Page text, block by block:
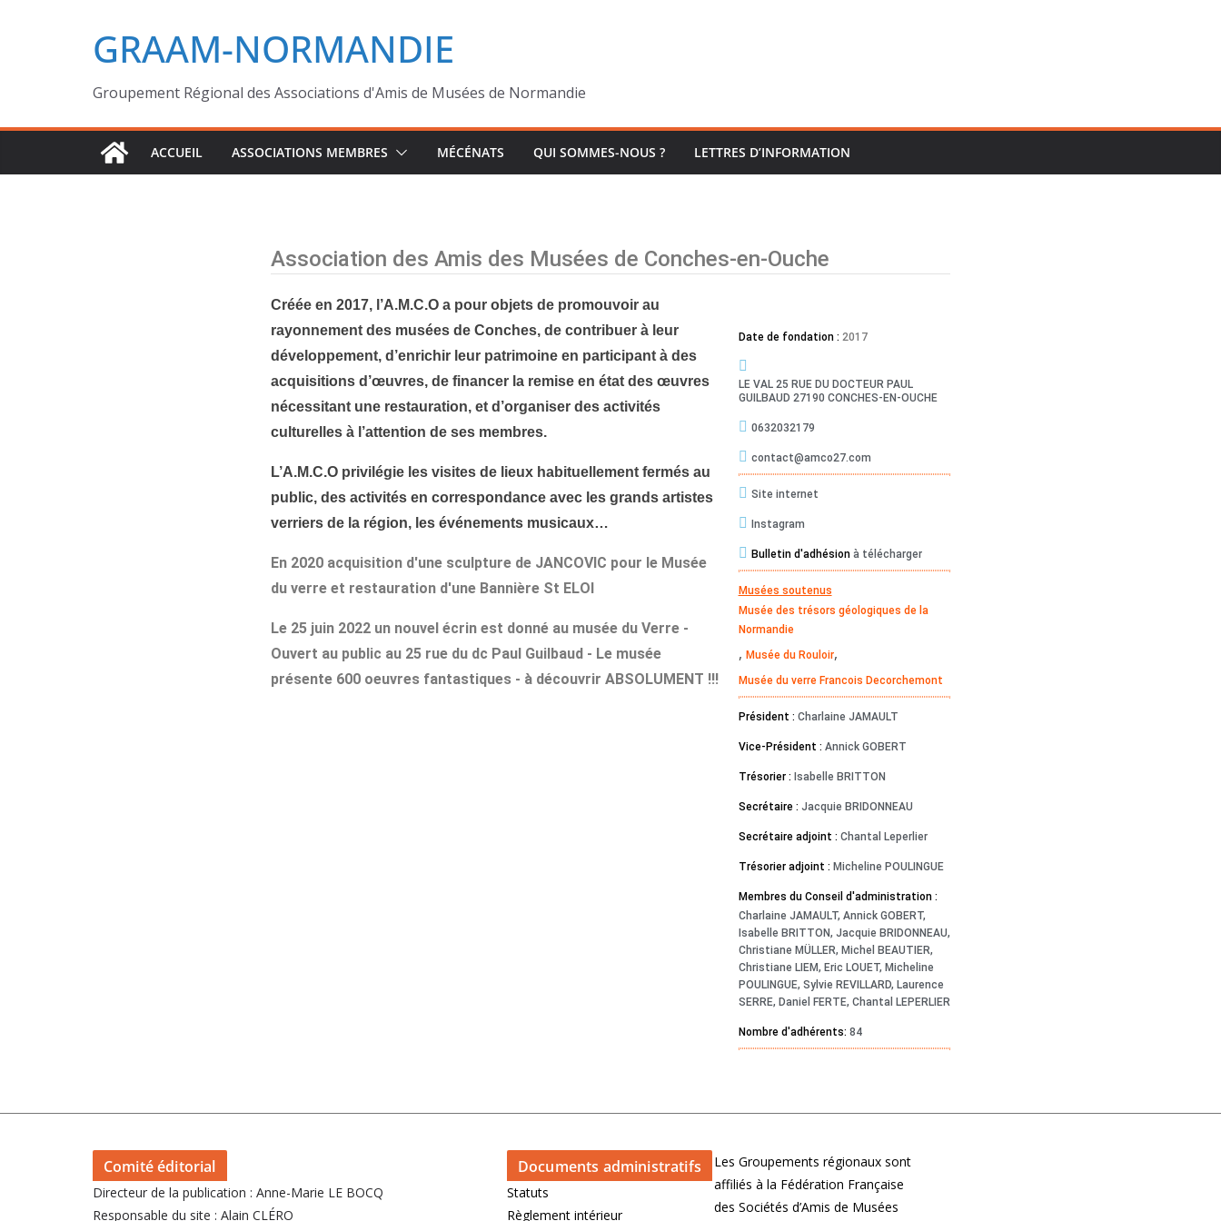
GRAAM-NORMANDIE
Groupement Régional des Associations d'Amis de Musées de Normandie
ACCUEIL ASSOCIATIONS MEMBRES MÉCÉNATS QUI SOMMES-NOUS ? LETTRES D’INFORMATION
Association des Amis des Musées de Conches-en-Ouche
Créée en 2017, l’A.M.C.O a pour objets de promouvoir au
rayonnement des musées de Conches, de contribuer à leur
développement, d’enrichir leur patrimoine en participant à des
acquisitions d’œuvres, de financer la remise en état des œuvres
nécessitant une restauration, et d’organiser des activités
culturelles à l’attention de ses membres.
L’A.M.C.O privilégie les visites de lieux habituellement fermés au
public, des activités en correspondance avec les grands artistes
verriers de la région, les événements musicaux…
En 2020 acquisition d'une sculpture de JANCOVIC pour le Musée
du verre et restauration d'une Bannière St ELOI
Le 25 juin 2022 un nouvel écrin est donné au musée du Verre -
Ouvert au public au 25 rue du dc Paul Guilbaud - Le musée
présente 600 oeuvres fantastiques - à découvrir ABSOLUMENT !!!
Date de fondation : 2017
LE VAL 25 RUE DU DOCTEUR PAUL
GUILBAUD 27190 CONCHES-EN-OUCHE
0632032179
contact@amco27.com
Site internet
Instagram
Bulletin d'adhésion à télécharger
Musées soutenus
Musée des trésors géologiques de la
Normandie
, Musée du Rouloir,
Musée du verre Francois Decorchemont
Président : Charlaine JAMAULT
Vice-Président : Annick GOBERT
Trésorier : Isabelle BRITTON
Secrétaire : Jacquie BRIDONNEAU
Secrétaire adjoint : Chantal Leperlier
Trésorier adjoint : Micheline POULINGUE
Membres du Conseil d'administration :
Charlaine JAMAULT, Annick GOBERT,
Isabelle BRITTON, Jacquie BRIDONNEAU,
Christiane MÜLLER, Michel BEAUTIER,
Christiane LIEM, Eric LOUET, Micheline
POULINGUE, Sylvie REVILLARD, Laurence
SERRE, Daniel FERTE, Chantal LEPERLIER
Nombre d'adhérents: 84
Comité éditorial
Directeur de la publication : Anne-Marie LE BOCQ
Responsable du site : Alain CLÉRO
Documents administratifs
Statuts
Règlement intérieur
Les Groupements régionaux sont
affiliés à la Fédération Française
des Sociétés d’Amis de Musées